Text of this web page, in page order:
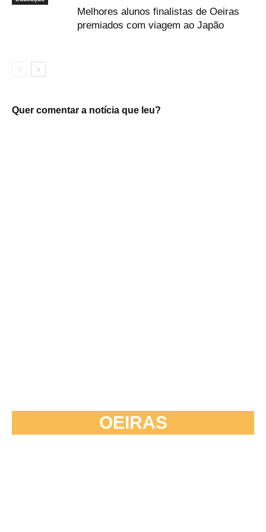
Melhores alunos finalistas de Oeiras
premiados com viagem ao Japão
Quer comentar a notícia que leu?
OEIRAS